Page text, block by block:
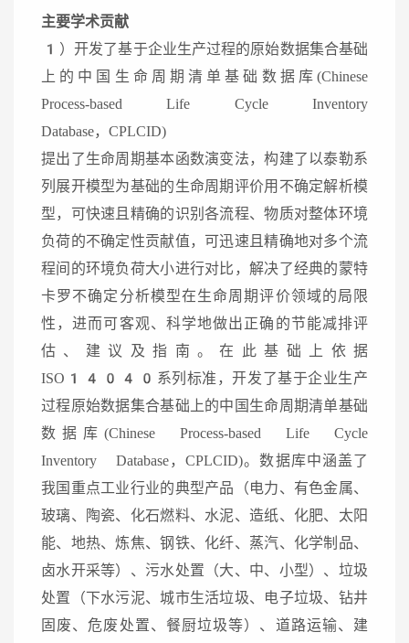
主要学术贡献
1）开发了基于企业生产过程的原始数据集合基础
上的中国生命周期清单基础数据库(Chinese
Process-based Life Cycle Inventory
Database，CPLCID)
提出了生命周期基本函数演变法，构建了以泰勒系
列展开模型为基础的生命周期评价用不确定解析模
型，可快速且精确的识别各流程、物质对整体环境
负荷的不确定性贡献值，可迅速且精确地对多个流
程间的环境负荷大小进行对比，解决了经典的蒙特
卡罗不确定分析模型在生命周期评价领域的局限
性，进而可客观、科学地做出正确的节能减排评
估、建议及指南。在此基础上依据
ISO14040系列标准，开发了基于企业生产
过程原始数据集合基础上的中国生命周期清单基础
数据库(Chinese Process-based Life Cycle
Inventory Database，CPLCID)。数据库中涵盖了
我国重点工业行业的典型产品（电力、有色金属、
玻璃、陶瓷、化石燃料、水泥、造纸、化肥、太阳
能、地热、炼焦、钢铁、化纤、蒸汽、化学制品、
卤水开采等）、污水处置（大、中、小型）、垃圾
处置（下水污泥、城市生活垃圾、电子垃圾、钻井
固废、危废处置、餐厨垃圾等）、道路运输、建